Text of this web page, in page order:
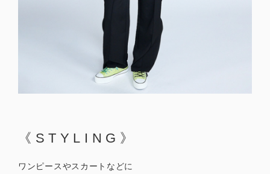
《STYLING》
ワンピースやスカートなどに